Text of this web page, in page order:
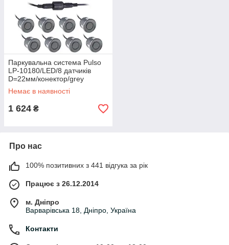
Паркувальна система Pulso
LP-10180/LED/8 датчикiв
D=22мм/конектор/grey
Немає в наявності
1 624 ₴
Про нас
100% позитивних з 441 відгука за рік
Працює з 26.12.2014
м. Дніпро
Варварівська 18, Дніпро, Україна
Контакти